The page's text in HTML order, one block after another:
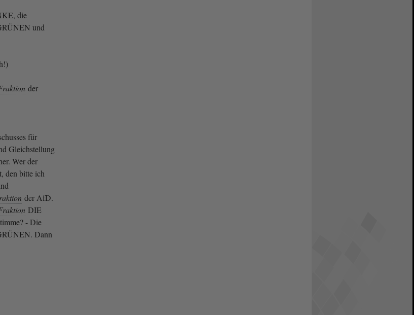
die
und
der
für
Gleichstellung
Wer der
den bitte ich
der AfD.
DIE
- Die
Dann